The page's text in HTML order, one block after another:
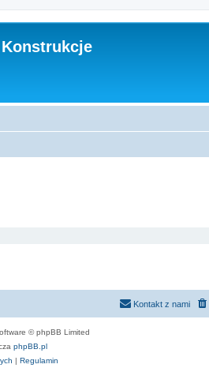
Kontakt z nami
© phpBB Limited
phpBB.pl
| Regulamin